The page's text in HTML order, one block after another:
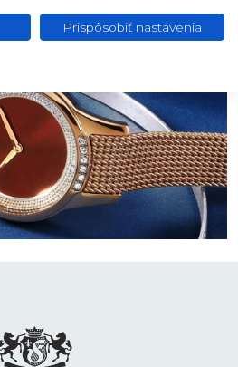
Prispôsobiť nastavenia